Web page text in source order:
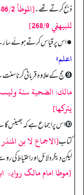
ذبح کرتے تھے۔
للبيهقي 268/9]
● اس پر قیاس کرتے ہوئے
اعلم»
➒ حج کے علاوہ قربانی کرنا
مالك: الضحية سنة
يتركها]
➓ اس پر اجماع ہے کہ بھینس
کتاب[الاجماع لا بن المنذر 91]
لیکن دیگر دلائل اور احتیاط کی
[موطا امام مالک